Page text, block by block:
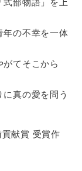
部物語」を上
年の不幸を一体
てそこから
真の愛を問う
献賞 受賞作